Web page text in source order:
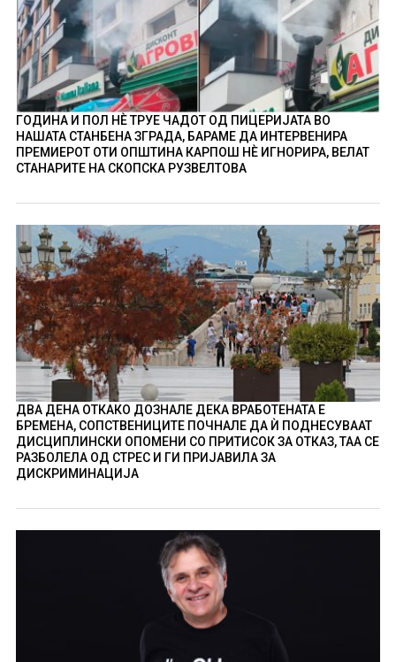
ГОДИНА И ПОЛ НÈ ТРУЕ ЧАДОТ ОД ПИЦЕРИЈАТА ВО
НАШАТА СТАНБЕНА ЗГРАДА, БАРАМЕ ДА ИНТЕРВЕНИРА
ПРЕМИЕРОТ ОТИ ОПШТИНА КАРПОШ НÈ ИГНОРИРА, ВЕЛАТ
СТАНАРИТЕ НА СКОПСКА РУЗВЕЛТОВА
ДВА ДЕНА ОТКАКО ДОЗНАЛЕ ДЕКА ВРАБОТЕНАТА Е
БРЕМЕНА, СОПСТВЕНИЦИТЕ ПОЧНАЛЕ ДА Ѝ ПОДНЕСУВААТ
ДИСЦИПЛИНСКИ ОПОМЕНИ СО ПРИТИСОК ЗА ОТКАЗ, ТАА СЕ
РАЗБОЛЕЛА ОД СТРЕС И ГИ ПРИЈАВИЛА ЗА
ДИСКРИМИНАЦИЈА